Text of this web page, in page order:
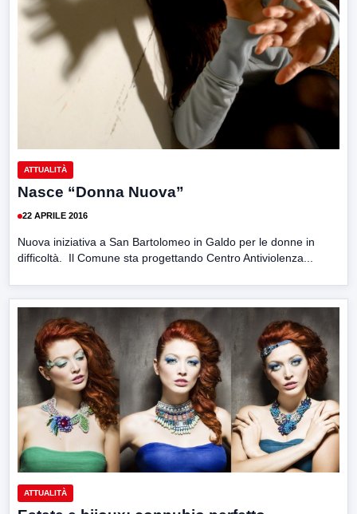
ATTUALITÀ
Nasce “Donna Nuova”
22 APRILE 2016
Nuova iniziativa a San Bartolomeo in Galdo per le donne in
difficoltà. Il Comune sta progettando Centro Antiviolenza...
ATTUALITÀ